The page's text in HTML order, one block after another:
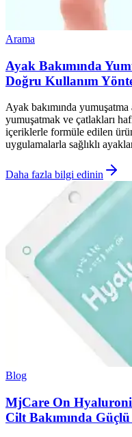
Arama
Ayak Bakımında
Doğru Kullanım
Ayak bakımında
yumuşatmak ve çatlakları
içeriklerle formüle edilen
uygulamalarla sağlıklı
Daha fazla bilgi edinin
Blog
MjCare On
Cilt Bakımında